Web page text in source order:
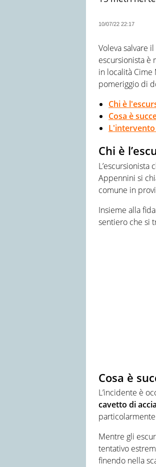
10/07/22 22:17
Voleva salvare
escursionista è
in località
pomeriggio di
Chi è
Cosa è
Chi è
Appennini si
comune in
Insieme alla
sentiero che si
Cosa è
L’incidente è
cavetto di
Mentre gli
tentativo
finendo nella